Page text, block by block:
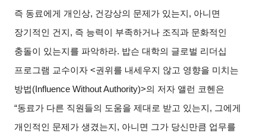
즉 동료에게 개인상, 건강상의 문제가 있는지, 아니면
장기적인 건지, 즉 능력이 부족하거나 조직과 문화적인
충돌이 있는지를 파악하라. 밥슨 대학의 글로벌 리더십
프로그램 교수이자 <권위를 내세우지 않고 영향을 미치는
방법(Influence Without Authority)>의 저자 앨런 코헨은
“동료가 다른 직원들의 도움을 제대로 받고 있는지, 그에게
개인적인 문제가 생겼는지, 아니면 그가 당신만큼 업무를